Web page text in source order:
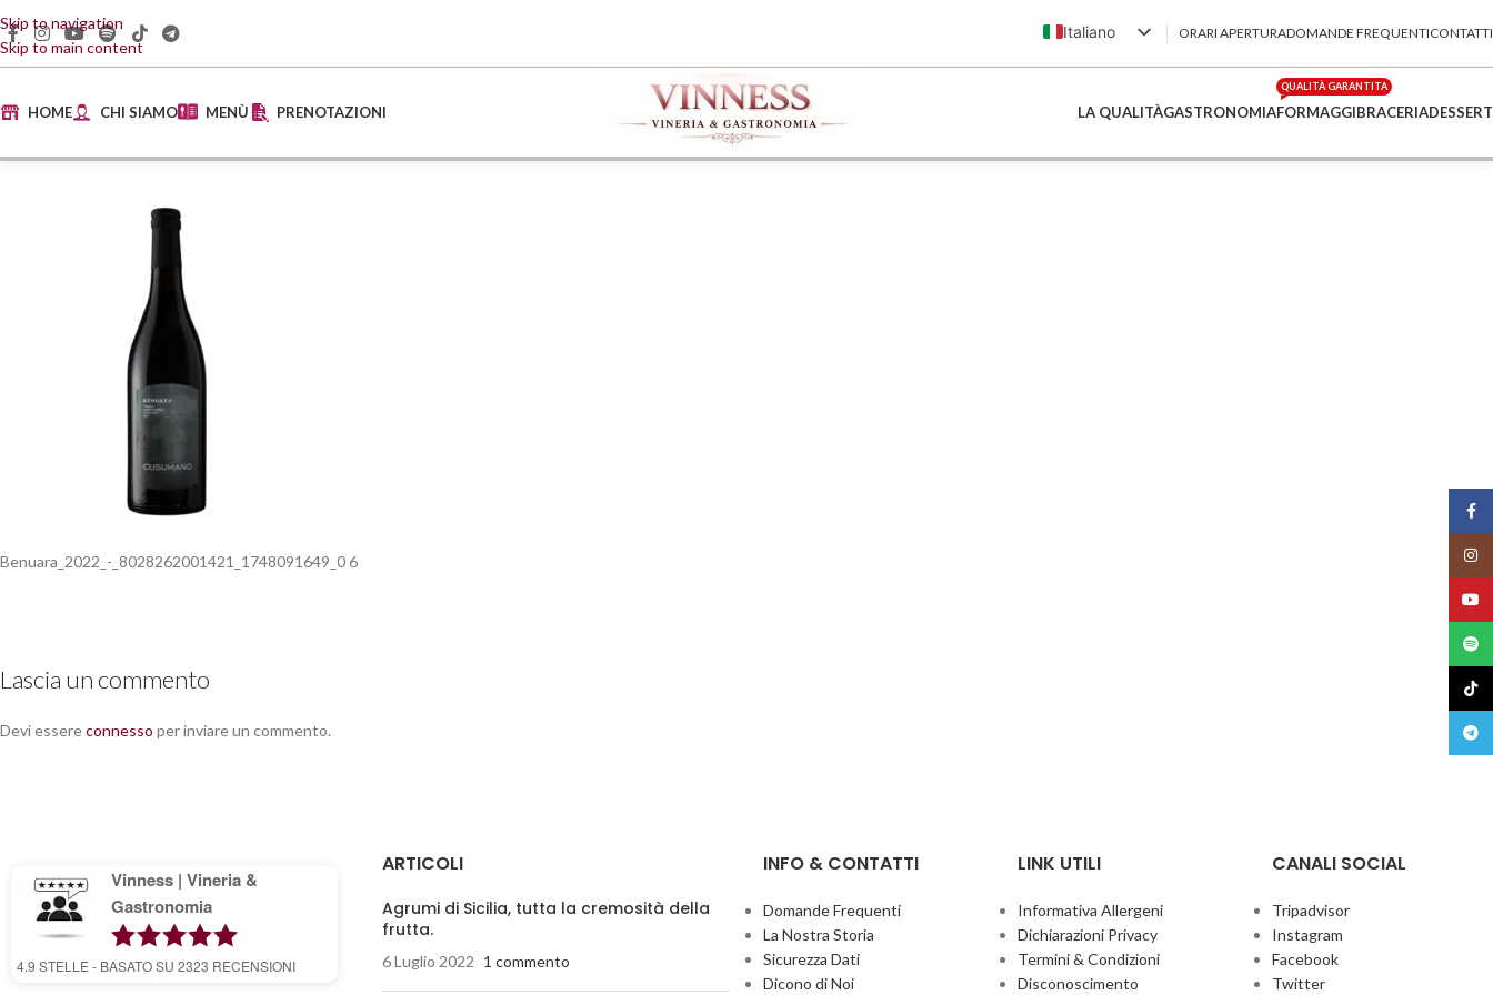
Skip to navigation
Skip to main content
Italiano
English (UK)
Français
ORARI APERTURADOMANDE FREQUENTICONTATTI
HOME CHI SIAMO MENÙ PRENOTAZIONI LA QUALITÀGASTRONOMIAFORMAGGI
QUALITÀ GARANTITA
BRACERIADESSERT
Benuara_2022_-_8028262001421_1748091649_0 6
Lascia un commento
Devi essereconnesso per inviare un commento.
Vinness | Vineria &
Gastronomia
4.9 STELLE - BASATO SU 2323 RECENSIONI
ARTICOLI
Agrumi di Sicilia, tutta la cremosità della
frutta.
6 Luglio 2022 1 commento
INFO & CONTATTI
Domande Frequenti
La Nostra Storia
Sicurezza Dati
Dicono di Noi
LINK UTILI
Informativa Allergeni
Dichiarazioni Privacy
Termini & Condizioni
Disconoscimento
CANALI SOCIAL
Tripadvisor
Instagram
Facebook
Twitter